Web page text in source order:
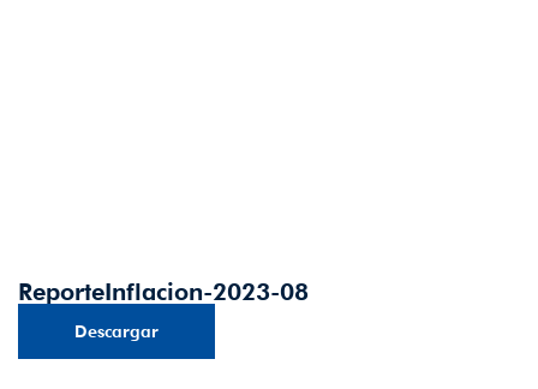
ReporteInflacion-2023-08
Descargar